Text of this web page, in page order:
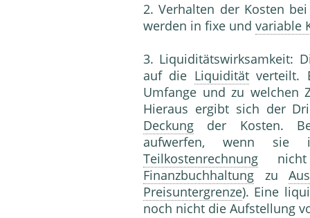
2. Verhalten der Kosten
werden in fixe und variable
3. Liquiditätswirksamkeit:
auf die Liquiditätverteilt.
Umfange und zu welchen
Hieraus ergibt sich der
Deckung der Kosten.
aufwerfen, wenn
Teilkostenrechnung
Finanzbuchhaltung zu
Preisuntergrenze). Eine
noch nicht die Aufstellung